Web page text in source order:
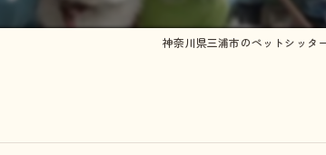
お散歩代行
しつけ教室
Rabbit・
その他の料金
神奈川県三浦市のペットシッタ